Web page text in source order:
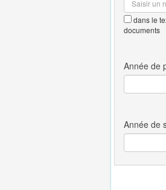
dans le
documents